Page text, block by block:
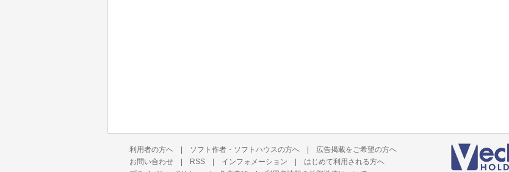
利用者の方へ | ソフト作者・ソフトハウスの方へ | 広告掲載をご希望の方へ
お問い合わせ | RSS | インフォメーション | はじめて利用される方へ